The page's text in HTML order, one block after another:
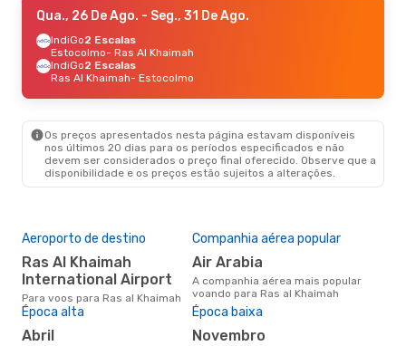
Qua., 26 De Ago. - Seg., 31 De Ago.
IndiGo2 Escalas
Estocolmo- Ras Al Khaimah
IndiGo2 Escalas
Ras Al Khaimah- Estocolmo
Os preços apresentados nesta página estavam disponíveis
nos últimos 20 dias para os períodos especificados e não
devem ser considerados o preço final oferecido. Observe que a
disponibilidade e os preços estão sujeitos a alterações.
Aeroporto de destino
Ras Al Khaimah
International Airport
Para voos para Ras al Khaimah
Companhia aérea popular
Air Arabia
A companhia aérea mais popular
voando para Ras al Khaimah
Época alta
abril
Época baixa
novembro